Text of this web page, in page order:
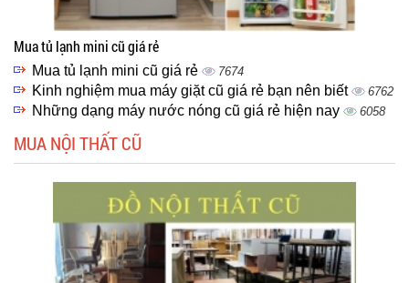
Mua tủ lạnh mini cũ giá rẻ
Mua tủ lạnh mini cũ giá rẻ 7674
Kinh nghiệm mua máy giặt cũ giá rẻ bạn nên biết 6762
Những dạng máy nước nóng cũ giá rẻ hiện nay 6058
MUA NỘI THẤT CŨ